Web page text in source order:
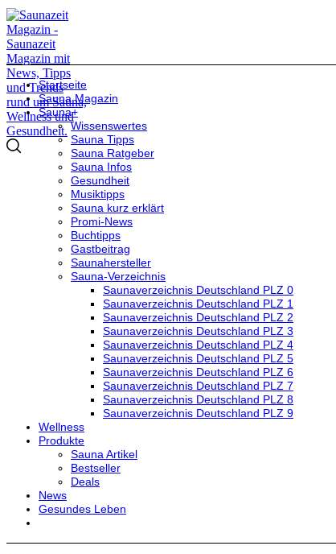
Startseite
Sauna Magazin
Sauna+
Wissenswertes
Sauna Tipps
Sauna Ratgeber
Sauna Infos
Gesundheit
Musiktipps
Sauna kurz erklärt
Promi-News
Buchtipps
Gastbeitrag
Saunahersteller
Sauna-Verzeichnis
Saunaverzeichnis Deutschland PLZ 0
Saunaverzeichnis Deutschland PLZ 1
Saunaverzeichnis Deutschland PLZ 2
Saunaverzeichnis Deutschland PLZ 3
Saunaverzeichnis Deutschland PLZ 4
Saunaverzeichnis Deutschland PLZ 5
Saunaverzeichnis Deutschland PLZ 6
Saunaverzeichnis Deutschland PLZ 7
Saunaverzeichnis Deutschland PLZ 8
Saunaverzeichnis Deutschland PLZ 9
Wellness
Produkte
Sauna Artikel
Bestseller
Deals
News
Gesundes Leben